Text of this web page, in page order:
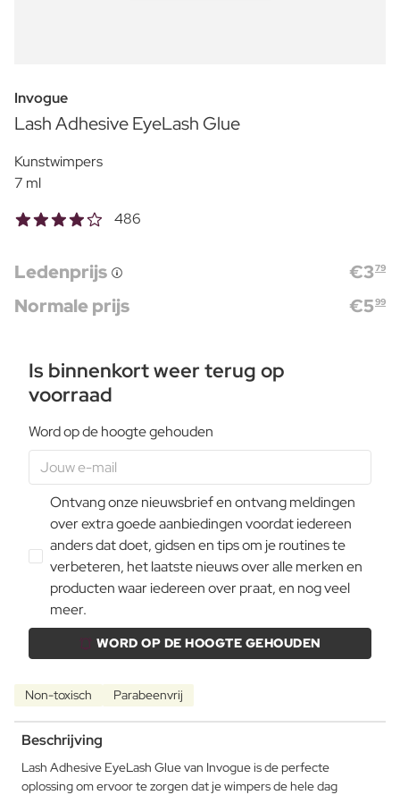
Invogue
Lash Adhesive EyeLash Glue
Kunstwimpers
7 ml
486
Ledenprijs €379
Normale prijs €599
Is binnenkort weer terug op
voorraad
Word op de hoogte gehouden
Ontvang onze nieuwsbrief en ontvang meldingen
over extra goede aanbiedingen voordat iedereen
anders dat doet, gidsen en tips om je routines te
verbeteren, het laatste nieuws over alle merken en
producten waar iedereen over praat, en nog veel
meer.
WORD OP DE HOOGTE GEHOUDEN
Non-toxisch Parabeenvrij
Beschrijving
Lash Adhesive EyeLash Glue van Invogue is de perfecte
oplossing om ervoor te zorgen dat je wimpers de hele dag